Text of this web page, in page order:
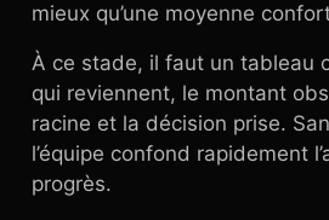
mieux qu’une moyenne
À ce stade, il faut un tableau
qui reviennent, le montant
racine et la décision prise.
l’équipe confond rapidement
progrès.